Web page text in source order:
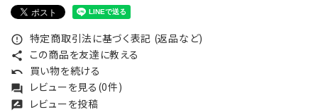
error_outline 特定商取引法に基づく表記 (返品など)
share この商品を友達に教える
undo 買い物を続ける
forum レビューを見る(0件)
rate_review レビューを投稿